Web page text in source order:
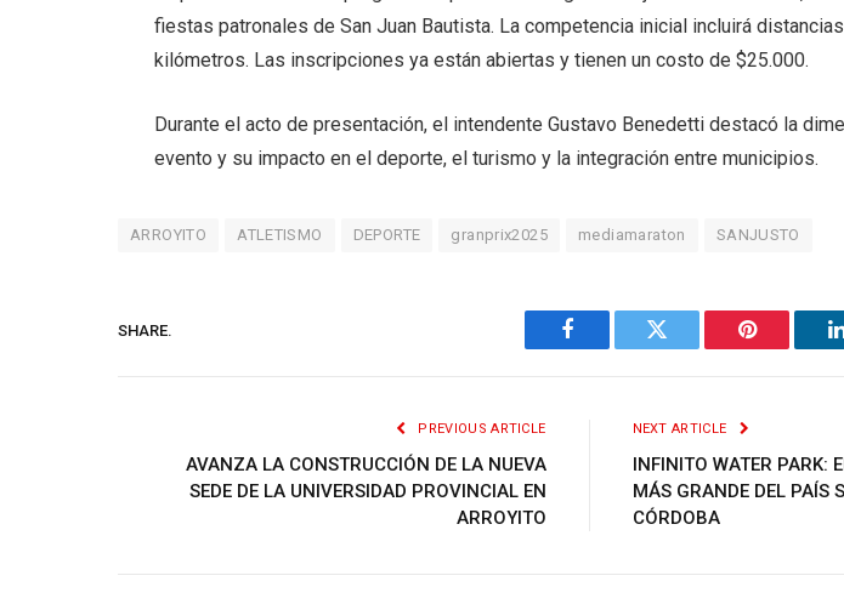
fiestas patronales de San Juan Bautista. La competencia inicial incluirá
kilómetros. Las inscripciones ya están abiertas y tienen un costo de $25.000.
Durante el acto de presentación, el intendente Gustavo Benedetti destacó la
evento y su impacto en el deporte, el turismo y la integración entre municipios.
ARROYITO ATLETISMO DEPORTE granprix2025 mediamaraton SANJUSTO
SHARE.
Facebook Twitter Pinterest
PREVIOUS ARTICLE
AVANZA LA CONSTRUCCIÓN DE LA NUEVA
SEDE DE LA UNIVERSIDAD PROVINCIAL EN
ARROYITO
NEXT ARTICLE
INFINITO WATER PARK:
MÁS GRANDE DEL PAÍS
CÓRDOBA